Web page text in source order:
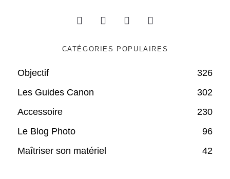
CATÉGORIES POPULAIRES
Objectif
326
Les Guides Canon
302
Accessoire
230
Le Blog Photo
96
Maîtriser son matériel
42